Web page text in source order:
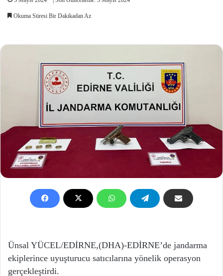
Okuma Süresi Bir Dakikadan Az
Ünsal YÜCEL/EDİRNE,(DHA)-EDİRNE’de jandarma
ekiplerince uyuşturucu satıcılarına yönelik operasyon
gerçekleştirdi.